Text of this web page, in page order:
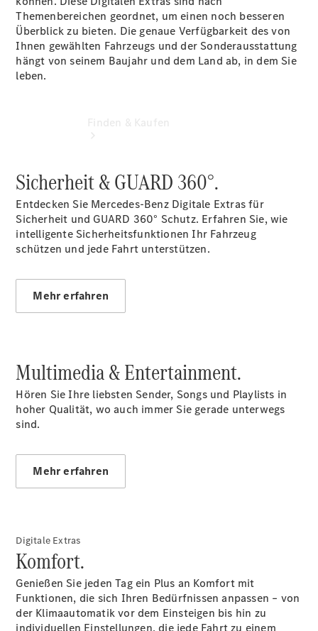
Übersicht
Kompletträder
Schadenhilfe
Reparatur &
Werkstatt
Rückrufe &
beim
Gebrauchtwagenkauf
Themenbereichen geordnet, um einen noch besseren
Überblick zu bieten. Die genaue Verfügbarkeit des von
Ihnen gewählten Fahrzeugs und der Sonderausstattung
hängt von seinem Baujahr und dem Land ab, in dem Sie
leben.
Sicherheit & GUARD 360°.
Entdecken Sie Mercedes-Benz Digitale Extras für
Sicherheit und GUARD 360° Schutz. Erfahren Sie, wie
intelligente Sicherheitsfunktionen Ihr Fahrzeug
schützen und jede Fahrt unterstützen.
Mehr erfahren
Multimedia & Entertainment.
Hören Sie Ihre liebsten Sender, Songs und Playlists in
hoher Qualität, wo auch immer Sie gerade unterwegs
sind.
Mehr erfahren
Digitale Extras
Komfort.
Genießen Sie jeden Tag ein Plus an Komfort mit
Funktionen, die sich Ihren Bedürfnissen anpassen – von
der Klimaautomatik vor dem Einsteigen bis hin zu
individuellen Einstellungen, die jede Fahrt zu einem